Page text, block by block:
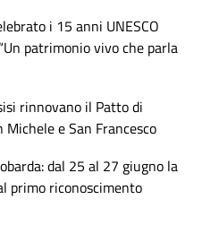
i 15 anni UNESCO
patrimonio vivo che parla
rinnovano il Patto di
e San Francesco
dal 25 al 27 giugno la
primo riconoscimento